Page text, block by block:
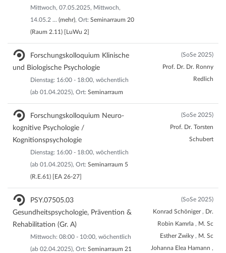
Mittwoch, 07.05.2025, Mittwoch,
14.05.2 ... (mehr), Ort: Seminarraum 20
(Raum 2.11) [LuWu 2]
Forschungskolloquium Klinische
und Biologische Psychologie
Dienstag: 16:00 - 18:00, wöchentlich
(ab 01.04.2025), Ort: Seminarraum
(SoSe 2025)
Prof. Dr. Dr. Ronny
Redlich
Forschungskolloquium Neuro-
kognitive Psychologie /
Kognitionspsychologie
Dienstag: 16:00 - 18:00, wöchentlich
(ab 01.04.2025), Ort: Seminarraum 5
(R.E.61) [EA 26-27]
(SoSe 2025)
Prof. Dr. Torsten
Schubert
PSY.07505.03
Gesundheitspsychologie, Prävention &
Rehabilitation (Gr. A)
Mittwoch: 08:00 - 10:00, wöchentlich
(ab 02.04.2025), Ort: Seminarraum 21
(SoSe 2025)
Konrad Schöniger , Dr.
Robin Kamrla , M. Sc
Esther Zwiky , M. Sc
Johanna Elea Hamann ,